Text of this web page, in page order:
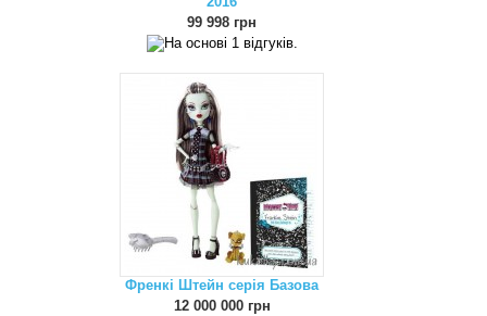
99 998 грн
Френкі Штейн серія Базова
12 000 000 грн